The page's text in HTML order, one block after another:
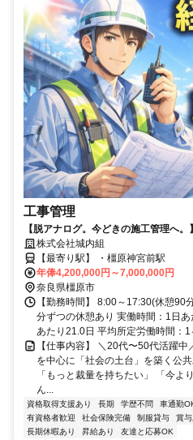
工事管理
【脱アナログ。今どきの施工管理へ
■昇給・賞与あり■長期休暇・有給休
休2日制(土日祝)■継続祝い金最大50万
株式会社城内組
【最寄り駅】 ・橿原神宮前駅
年俸4,200,000円～7,000,000円
奈良県橿原市
【勤務時間】 8:00～17:30(休憩
分ずつの休憩あり 実働時間：1日
あたり21.0日 平均所定労働時間：
【仕事内容】 ＼20代〜50代活躍
を中心に「社会の土台」を築く公
「もっと裁量を持ちたい」 「今よ
ん...
資格取得支援あり 長期 学歴不問 車通勤
有資格者歓迎
社会保険完備 制服貸与 賞与
長期休暇あり
昇給あり 友達と応募OK